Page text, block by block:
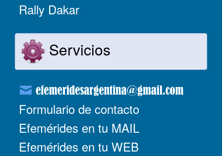
Rally Dakar
Servicios
Formulario de contacto
Efemérides en tu MAIL
Efemérides en tu WEB